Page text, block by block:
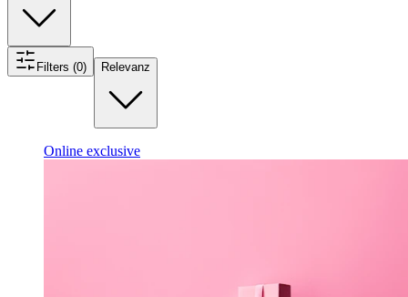
Filters (0) Relevanz
Online exclusive